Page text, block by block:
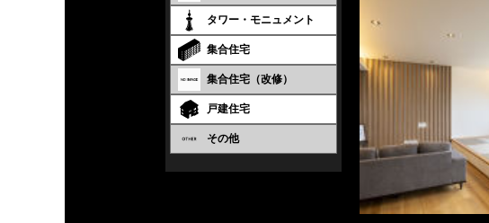
タワー・モニュメント
集合住宅
集合住宅（改修）
戸建住宅
その他